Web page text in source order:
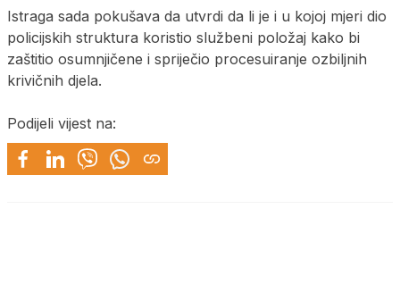
Istraga sada pokušava da utvrdi da li je i u kojoj mjeri dio
policijskih struktura koristio službeni položaj kako bi
zaštitio osumnjičene i spriječio procesuiranje ozbiljnih
krivičnih djela.
Podijeli vijest na: